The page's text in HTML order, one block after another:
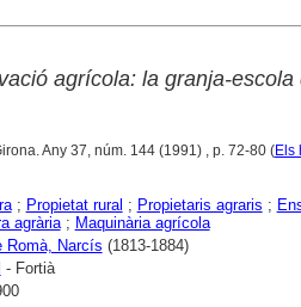
agrícola: la granja-escola
Any 37, núm. 144 (1991) , p. 72-80 (Els
; Propietat rural ; Propietaris agraris ;
agrària; Maquinària agrícola
Romà, Narcís (1813-1884)
- Fortià